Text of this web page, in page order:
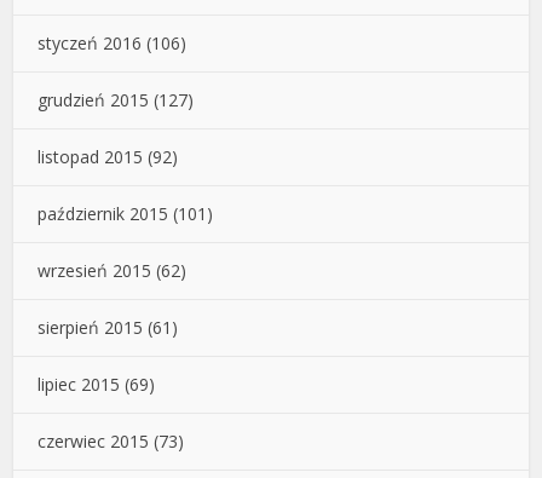
styczeń 2016 (106)
grudzień 2015 (127)
listopad 2015 (92)
październik 2015 (101)
wrzesień 2015 (62)
sierpień 2015 (61)
lipiec 2015 (69)
czerwiec 2015 (73)